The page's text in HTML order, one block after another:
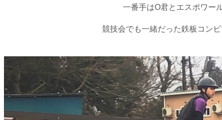
一番手はO君とエスポワー
競技会でも一緒だった鉄板コン